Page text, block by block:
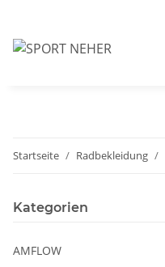
Startseite Radbekleidung
Kategorien
AMFLOW